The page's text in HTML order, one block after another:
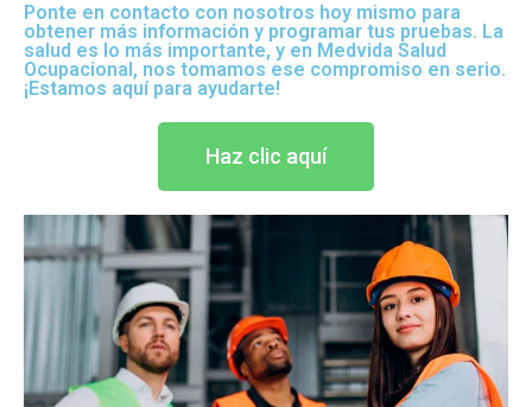
Ponte en contacto con nosotros hoy mismo para
obtener más información y programar tus pruebas. La
salud es lo más importante, y en Medvida Salud
Ocupacional, nos tomamos ese compromiso en serio.
¡Estamos aquí para ayudarte!
Haz clic aquí